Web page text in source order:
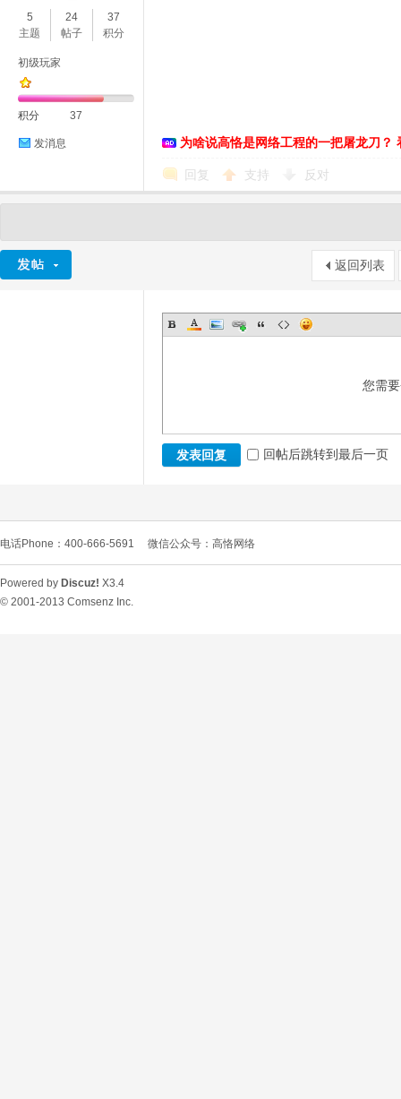
5
主题
24
帖子
37
积分
初级玩家
积分 37
发消息 为啥说高恪是网络工程的一把屠龙刀？
回复 支持 反对
返回列表
您需
发表回复 回帖后跳转到最后一页
电话Phone：400-666-5691 微信公众号：高恪网络
Powered by Discuz! X3.4
© 2001-2013 Comsenz Inc.